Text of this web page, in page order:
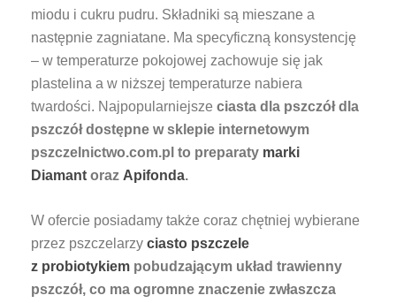
miodu i cukru pudru. Składniki są mieszane a
następnie zagniatane. Ma specyficzną konsystencję
– w temperaturze pokojowej zachowuje się jak
plastelina a w niższej temperaturze nabiera
twardości. Najpopularniejsze ciasta dla pszczół dla
pszczół dostępne w sklepie internetowym
pszczelnictwo.com.pl to preparaty marki
Diamant oraz Apifonda.
W ofercie posiadamy także coraz chętniej wybierane
przez pszczelarzy ciasto pszczele
z probiotykiem pobudzającym układ trawienny
pszczół, co ma ogromne znaczenie zwłaszcza